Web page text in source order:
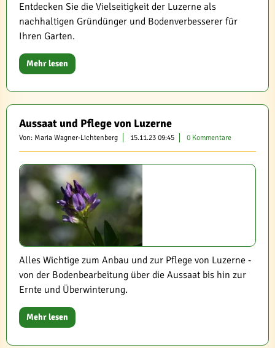
Entdecken Sie die Vielseitigkeit der Luzerne als
nachhaltigen Gründünger und Bodenverbesserer für
Ihren Garten.
Mehr lesen
Aussaat und Pflege von Luzerne
Von: Maria Wagner-Lichtenberg 15.11.23 09:45 0 Kommentare
Alles Wichtige zum Anbau und zur Pflege von Luzerne -
von der Bodenbearbeitung über die Aussaat bis hin zur
Ernte und Überwinterung.
Mehr lesen